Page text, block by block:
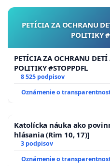
PETÍCIA ZA OCHRANU
POLITIKY
PETÍCIA ZA OCHRANU DETÍ
POLITIKY #STOPPDFL
8 525 podpisov
Oznámenie o
Katolícka náuka ako
hlásania (Rim 10, 17)]
3 podpisov
Oznámenie o